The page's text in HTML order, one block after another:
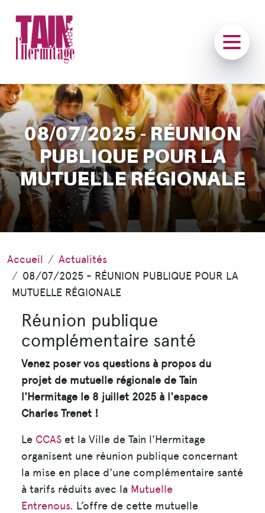
08/07/2025 - RÉUNION
PUBLIQUE POUR LA
MUTUELLE RÉGIONALE
Accueil
Actualités
08/07/2025 - RÉUNION PUBLIQUE POUR LA
MUTUELLE RÉGIONALE
Réunion publique
complémentaire santé
Venez poser vos questions à propos du
projet de mutuelle régionale de Tain
l'Hermitage le 8 juillet 2025 à l'espace
Charles Trenet !
Le CCAS et la Ville de Tain l'Hermitage
organisent une réunion publique concernant
la mise en place d'une complémentaire santé
à tarifs réduits avec la Mutuelle
Entrenous. L’offre de cette mutuelle